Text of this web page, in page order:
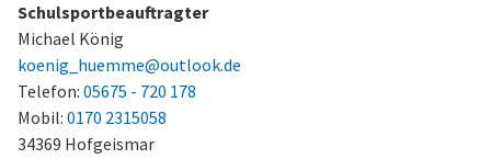
Schulsportbeauftragter
Michael König
koenig_huemme@outlook.de
Telefon: 05675 - 720 178
Mobil: 0170 2315058
34369 Hofgeismar